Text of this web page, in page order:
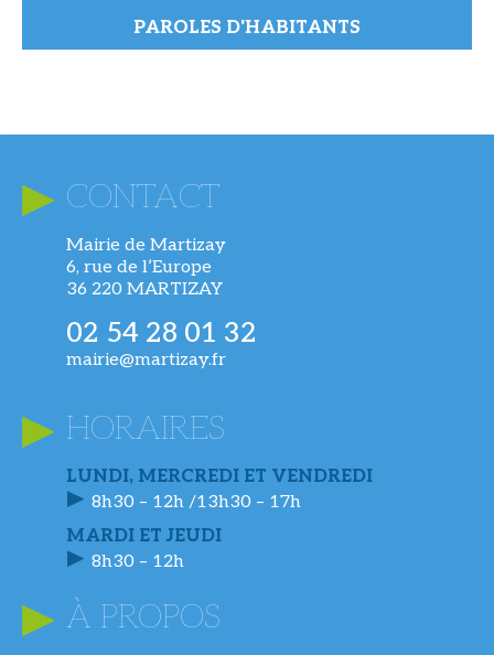
PAROLES D'HABITANTS
CONTACT
Mairie de Martizay
6, rue de l’Europe
36 220 MARTIZAY
02 54 28 01 32
mairie@martizay.fr
HORAIRES
LUNDI, MERCREDI ET VENDREDI
8h30 – 12h /13h30 – 17h
MARDI ET JEUDI
8h30 – 12h
À PROPOS